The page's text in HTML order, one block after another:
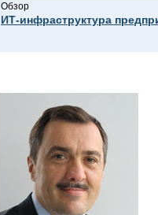
Обзор
ИТ-инфраструктура